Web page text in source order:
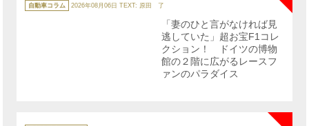
テ
ゴ
自動車コラム 2026年08月06日 TEXT: 原田 了
「妻のひと言がなければ見
逃していた」超お宝F1コレ
クション！ ドイツの博物
館の２階に広がるレースフ
ァンのパラダイス